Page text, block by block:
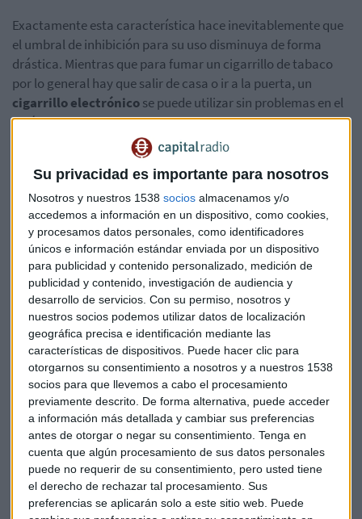
Su privacidad es importante para nosotros
Nosotros y nuestros 1538 socios almacenamos y/o
accedemos a información en un dispositivo, como cookies,
y procesamos datos personales, como identificadores
únicos e información estándar enviada por un dispositivo
para publicidad y contenido personalizado, medición de
publicidad y contenido, investigación de audiencia y
desarrollo de servicios. Con su permiso, nosotros y
nuestros socios podemos utilizar datos de localización
geográfica precisa e identificación mediante las
características de dispositivos. Puede hacer clic para
otorgarnos su consentimiento a nosotros y a nuestros 1538
socios para que llevemos a cabo el procesamiento
previamente descrito. De forma alternativa, puede acceder
a información más detallada y cambiar sus preferencias
antes de otorgar o negar su consentimiento. Tenga en
cuenta que algún procesamiento de sus datos personales
puede no requerir de su consentimiento, pero usted tiene
el derecho de rechazar tal procesamiento. Sus
preferencias se aplicarán solo a este sitio web. Puede
Exactamente esta característica hace inevitablemente que
el umbral de inhibición para su uso disminuya de forma
drástica. Mientras que para fumar un cigarrillo de tabaco
por lo general hay que salir de casa o ir a la puerta, un
cigarrillo electrónicose puede utilizar sin problemas en el
sofá, en la cama, en el escritorio de casa o en el coche, sin
molestar directamente a las personas del entorno. Esta
disponibilidad permanente tienta a los usuarios a vapear
con mucha más frecuencia y de forma más inconsciente. La
acción suele realizarse de forma casual mientras se ve la
televisión, se trabaja o se lee. Como resultado, la ingesta de
nicotinaa lo largo del día se acumula rápidamente hasta
alcanzar una cantidad que puede superar con creces el
consumo de tabaco original.
Establecer reglas claras y pausas
conscientes en el día a día
Para escapar de la trampa del uso continuo, se requiere una
clara autorregulación. El enfoque más eficaz es establecer
reglas fijas para el uso diario. Un método probado y muy
efectivo es la simulación del comportamiento clásico de un
fumador: uno se permite vapear exclusivamente al aire
Quien sale sistemáticamente al balcón, a la terraza o al